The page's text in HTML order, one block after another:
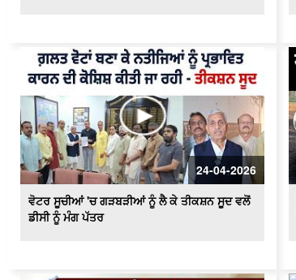
24-04-2026
ਵੋਟਰ ਸੂਚੀਆਂ 'ਚ ਗੜਬੜੀਆਂ ਨੂੰ ਲੈ ਕੇ ਤੀਕਸ਼ਨ ਸੂਦ ਵਲੋਂ
ਡੀਸੀ ਨੂੰ ਮੰਗ ਪੱਤਰ